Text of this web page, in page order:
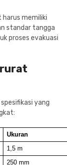
harus memiliki
standar tangga
proses evakuasi
yang
Ukuran
1,5 m
250 mm